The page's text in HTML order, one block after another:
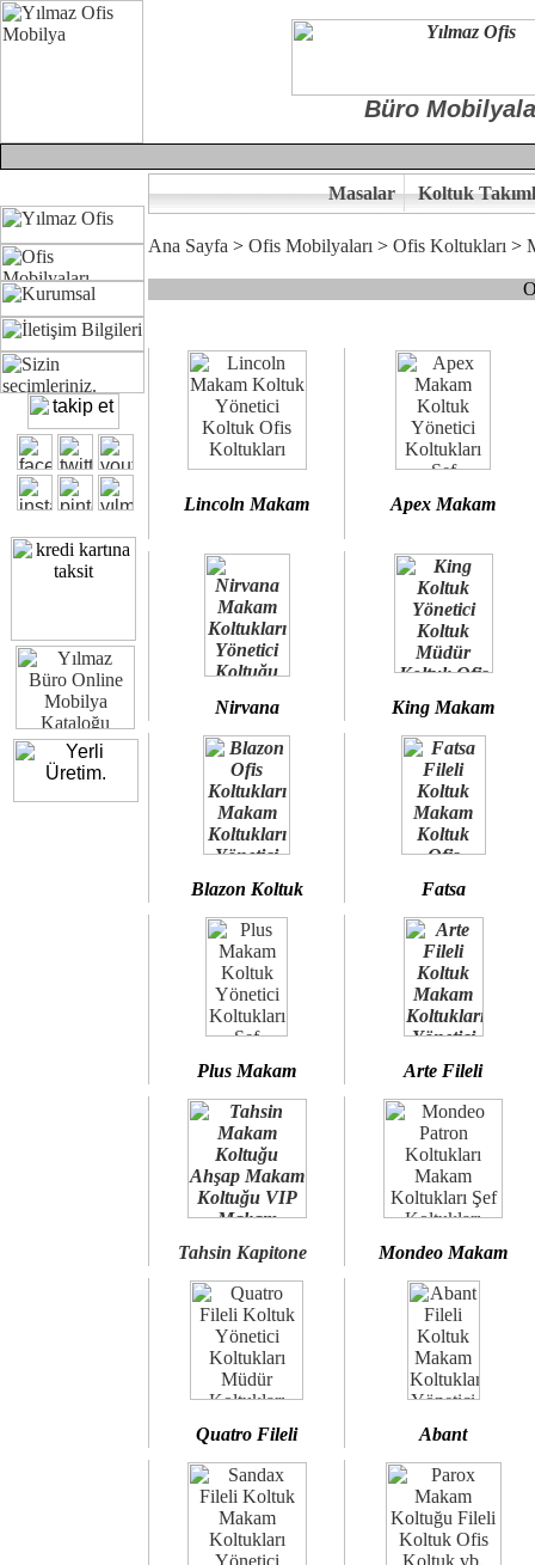
Büro
Ofisinizin dekorasyonunda ergonomi ve kaliteye önem
Çünkü sitemizde bulunan seçkin bürosit, goldsit ve modern
Size yakışan ofis koltuk tasarımına gelin birlikte karar verelim.
Kalite ve ergonomiyi arıyanların tercihi...Yılmaz Büro Mobilya
Masalar Koltuk
Ana Sayfa > Ofis Mobilyaları > Ofis Koltukları >
Lincoln Makam Apex Makam
Nirvana King Makam
Blazon Koltuk Fatsa
Plus Makam Arte Fileli
Tahsin Kapitone Mondeo Makam
Quatro Fileli Abant